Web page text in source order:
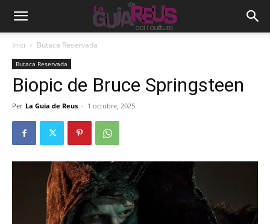
Inici Butaca Reservada
Butaca Reservada
Biopic de Bruce Springsteen
Per La Guia de Reus - 1 octubre, 2025